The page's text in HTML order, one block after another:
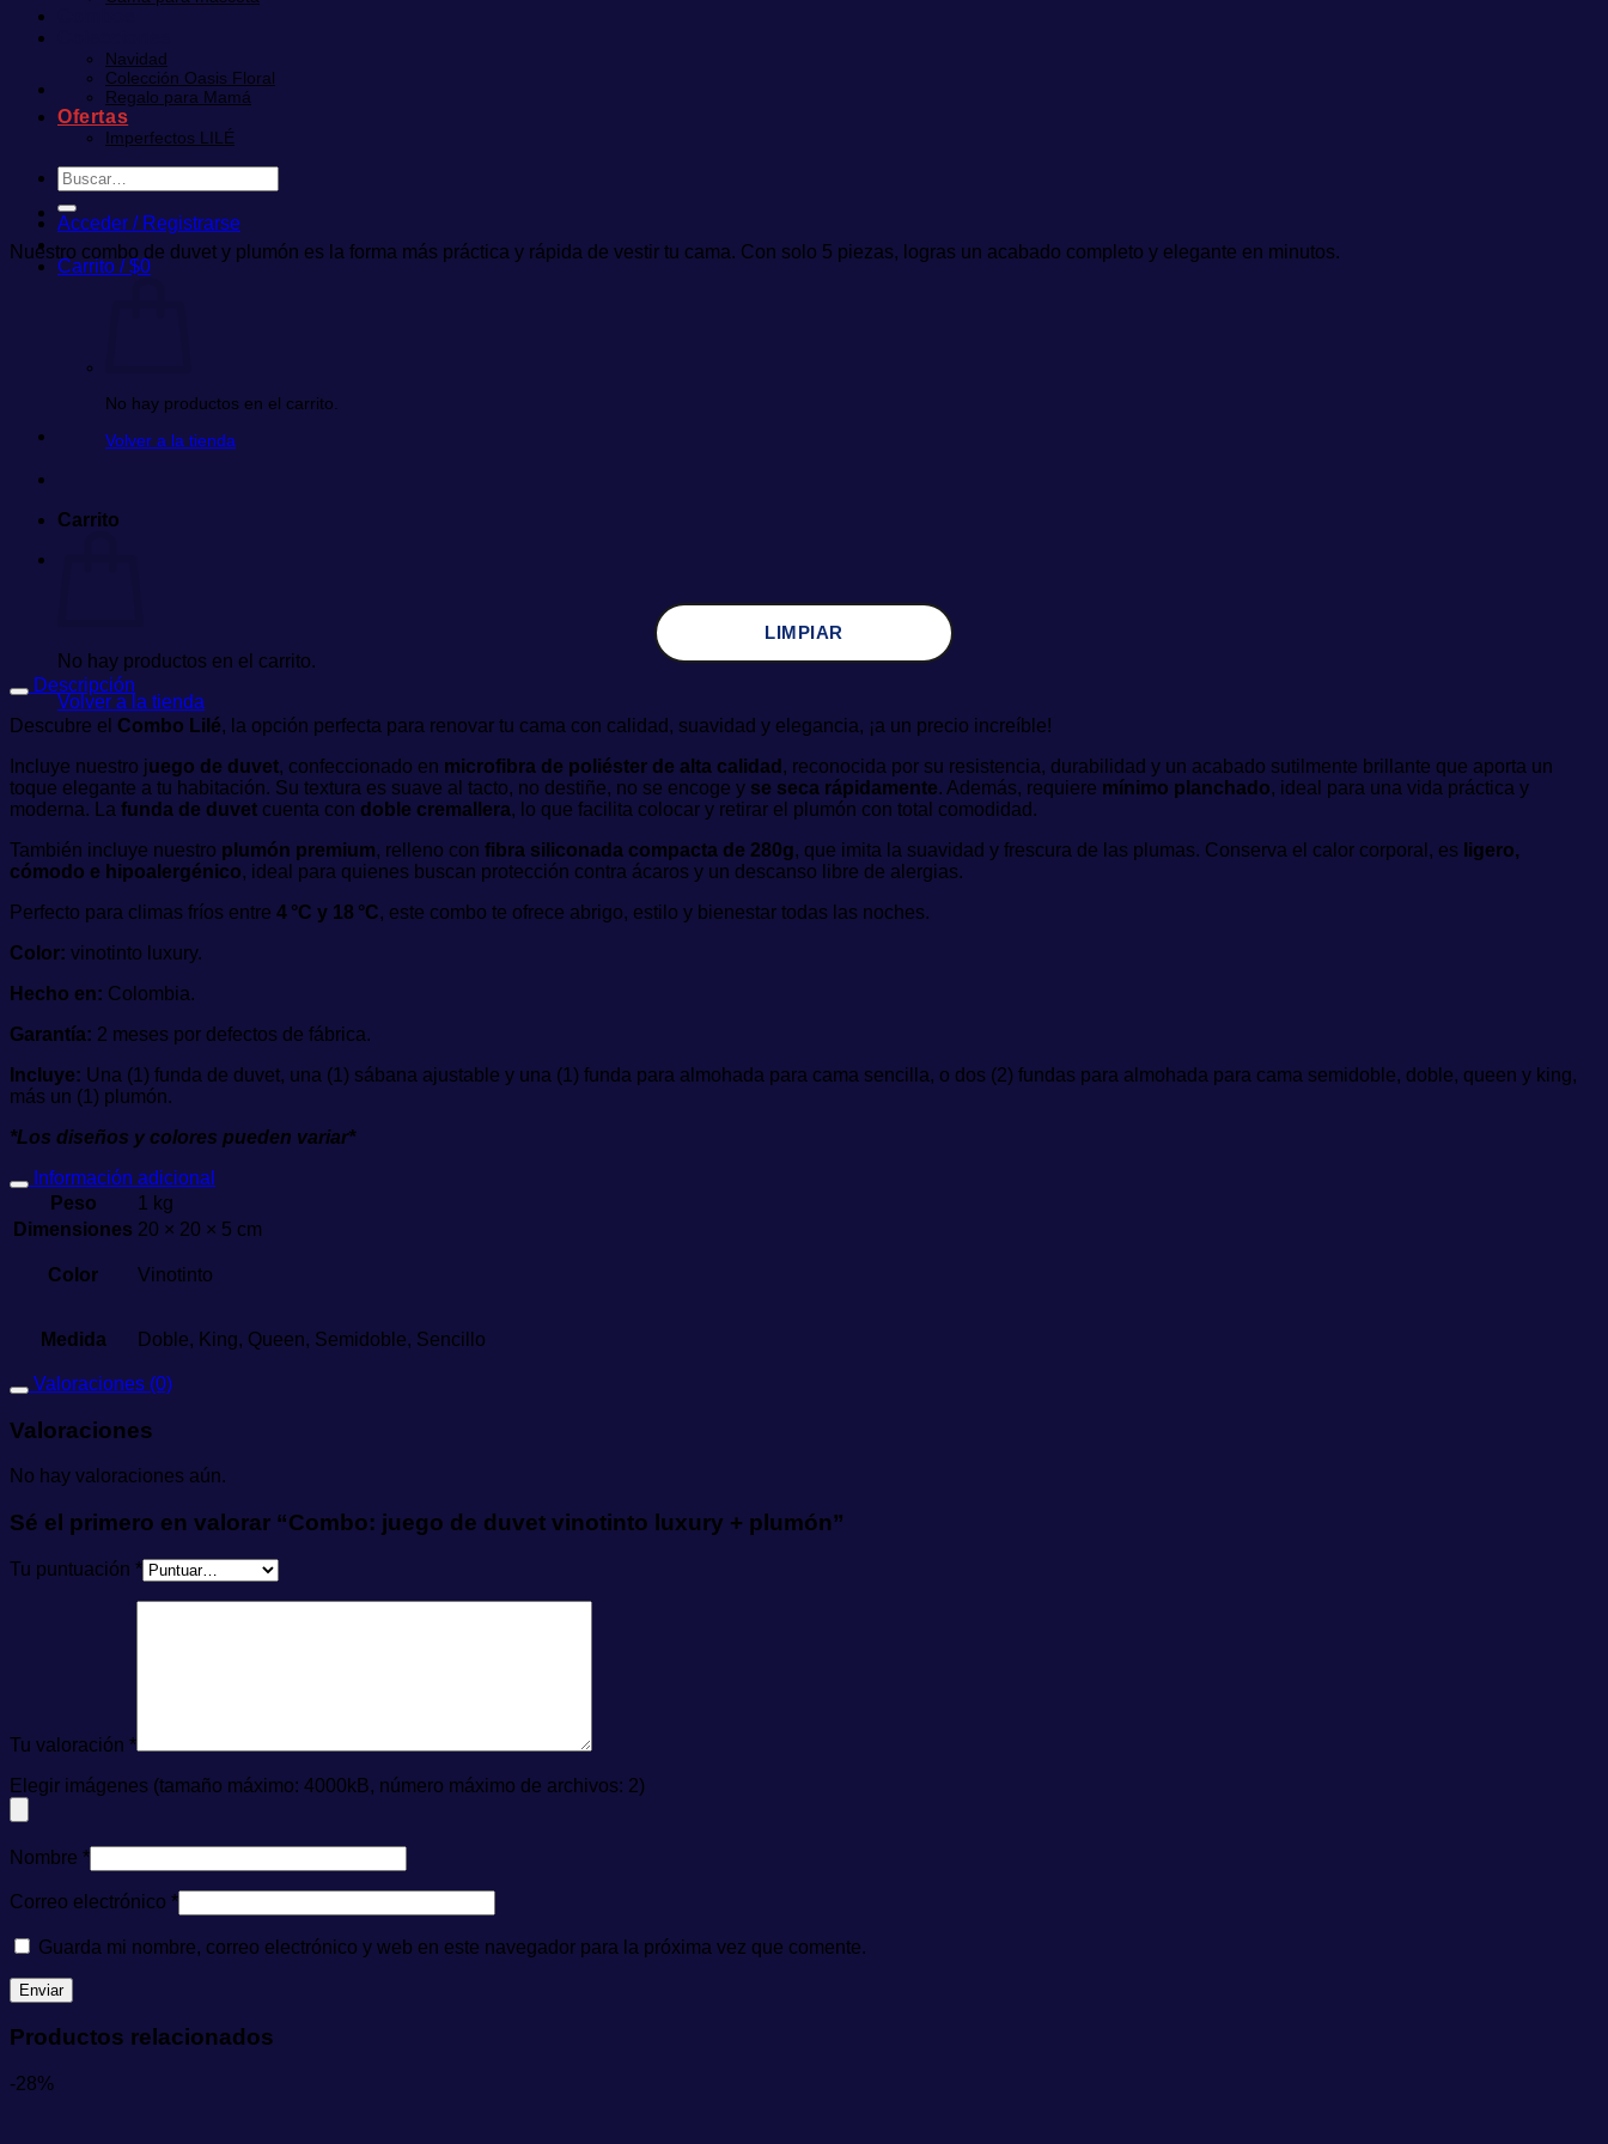
Navidad
Colección Oasis Floral
Regalo para Mamá
Ofertas
Imperfectos LILÉ
Buscar
por:
Acceder / Registrarse
Carrito /$0
No hay productos en el carrito.
Volver a la tienda
Carrito
No hay productos en el carrito.
Volver a la tienda
Nuestro combo de duvet y plumón es la forma más práctica y rápida de vestir tu cama. Con solo 5 piezas, logras un acabado completo y elegante en minutos.
LIMPIAR
Descripción
Descubre el Combo Lilé, la opción perfecta para renovar tu cama con calidad, suavidad y elegancia, ¡a un precio increíble!
Incluye nuestro juego de duvet, confeccionado en microfibra de poliéster de alta calidad , reconocida por su resistencia, durabilidad y un acabado sutilmente brillante que aporta un
toque elegante a tu habitación. Su textura es suave al tacto, no destiñe, no se encoge y se seca rápidamente. Además, requiere mínimo planchado, ideal para una vida práctica y
moderna. La funda de duvet cuenta con doble cremallera, lo que facilita colocar y retirar el plumón con total comodidad.
También incluye nuestro plumón premium, relleno con fibra siliconada compacta de 280g, que imita la suavidad y frescura de las plumas. Conserva el calor corporal, es ligero,
cómodo e hipoalergénico, ideal para quienes buscan protección contra ácaros y un descanso libre de alergias.
Perfecto para climas fríos entre 4 °C y 18 °C, este combo te ofrece abrigo, estilo y bienestar todas las noches.
Color: vinotinto luxury.
Hecho en: Colombia.
Garantía: 2 meses por defectos de fábrica.
Incluye: Una (1) funda de duvet, una (1) sábana ajustable y una (1) funda para almohada para cama sencilla, o dos (2) fundas para almohada para cama semidoble, doble, queen y king,
más un (1) plumón.
*Los diseños y colores pueden variar*
Información adicional
Peso
1 kg
Dimensiones 20 × 20 × 5 cm
Color Vinotinto
Medida Doble, King, Queen, Semidoble, Sencillo
Valoraciones (0)
Valoraciones
No hay valoraciones aún.
Sé el primero en valorar “Combo: juego de duvet vinotinto luxury + plumón”
Tu puntuación *
Tu valoración *
Elegir imágenes (tamaño máximo: 4000kB, número máximo de archivos: 2)
Nombre *
Correo electrónico *
Guarda mi nombre, correo electrónico y web en este navegador para la próxima vez que comente.
Productos relacionados
-28%